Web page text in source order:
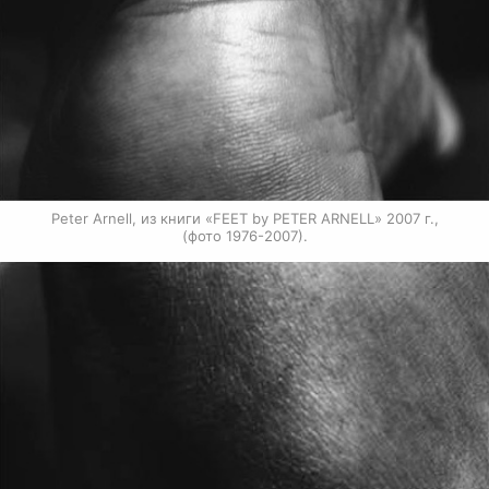
Peter Arnell, из книги «FEET by PETER ARNELL» 2007 г.,
(фото 1976-2007).